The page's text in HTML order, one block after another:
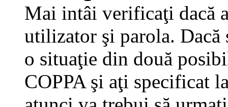
Mai intâi verificaţi dacă
utilizator şi parola. Dacă
o situaţie din două
COPPA şi aţi specificat